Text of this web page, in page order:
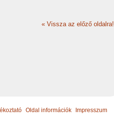
« Vissza az előző oldalra!
Oldal információk Impresszum